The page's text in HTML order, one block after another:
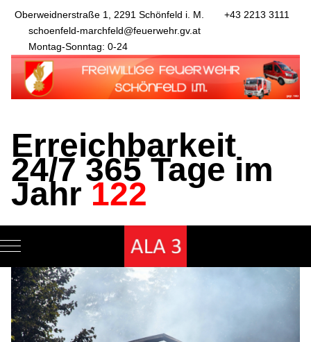
Oberweidnerstraße 1, 2291 Schönfeld i. M.
+43 2213 3111
schoenfeld-marchfeld@feuerwehr.gv.at
Montag-Sonntag: 0-24
Erreichbarkeit
24/7 365 Tage im
Jahr122
Mobile Menu Toggle